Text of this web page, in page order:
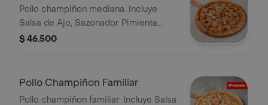
Pollo champiñon mediana. Incluye
Salsa de Ajo, Sazonador Pimienta
Roja y Pepperoncini.
$ 46.500
Pollo Champiñon Familiar
Pollo champiñon familiar. Incluye Salsa